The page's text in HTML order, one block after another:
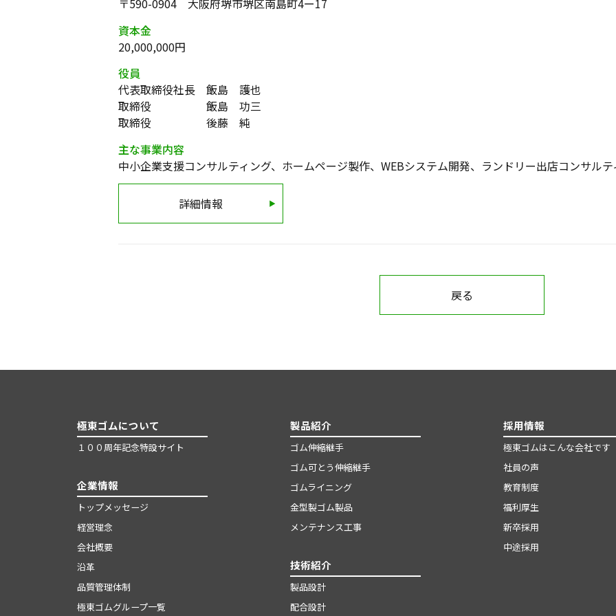
〒590-0904 大阪府堺市堺区南島町4ー17
資本金
20,000,000円
役員
代表取締役社長 飯島 護也
取締役 飯島 功三
取締役 後藤 純
主な事業内容
中小企業支援コンサルティング、ホームページ製作、WEBシステム開発、ランドリー出店コンサル
詳細情報
戻る
極東ゴムについて
１００周年記念特設サイト
企業情報
トップメッセージ
経営理念
会社概要
沿革
品質管理体制
極東ゴムグループ一覧
製品紹介
ゴム伸縮継手
ゴム可とう伸縮継手
ゴムライニング
金型製ゴム製品
メンテナンス工事
技術紹介
製品設計
配合設計
採用情報
極東ゴムはこんな会社です
社員の声
教育制度
福利厚生
新卒採用
中途採用